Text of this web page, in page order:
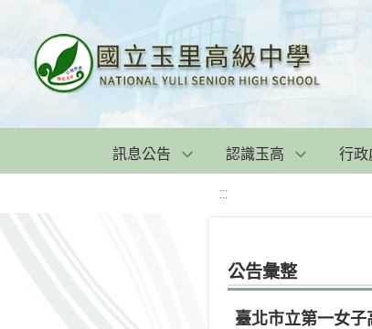
訊息公告 認識玉高 行政
:::
公告彙整
臺北市立第一女